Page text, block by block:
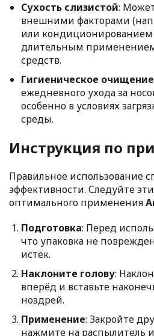
Сухость слизистой:
внешними факторами
или кондиционированием
длительным
средств.
Гигиеническое очищение
ежедневного ухода за
особенно в условиях
среды.
Инструкция по
Правильное использование
эффективности. Следуйте
оптимального применения
Подготовка: Перед
что упаковка не
истёк.
Наклоните голову:
вперёд и вставьте
ноздрей.
Применение: Закройте
нажмите на распылитель